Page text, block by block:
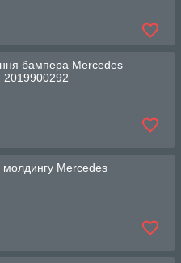
бампера Mercedes
2019900292
молдингу Mercedes